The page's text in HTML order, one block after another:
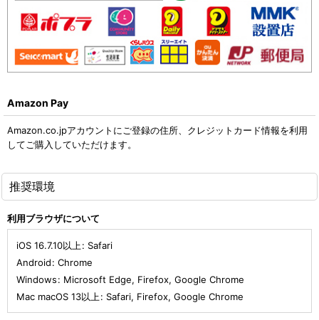
Amazon Pay
Amazon.co.jpアカウントにご登録の住所、クレジットカード情報を利用
してご購入していただけます。
推奨環境
利用ブラウザについて
iOS 16.7.10以上: Safari
Android: Chrome
Windows: Microsoft Edge, Firefox, Google Chrome
Mac macOS 13以上: Safari, Firefox, Google Chrome